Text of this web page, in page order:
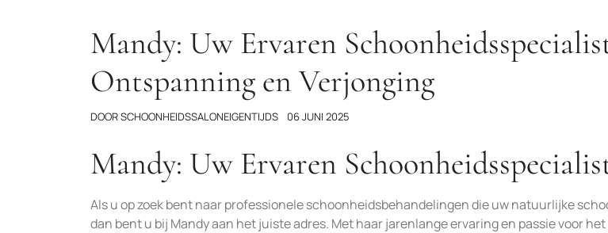
Mandy: Uw Ervaren
Ontspanning en Verjonging
DOORSCHOONHEIDSSALONEIGENTIJDS 06 JUNI 2025
Mandy: Uw Ervaren
Als u op zoek bent naar professionele schoonheidsbehandelingen die uw natuurlijke
dan bent u bij Mandy aan het juiste adres. Met haar jarenlange ervaring en passie voor